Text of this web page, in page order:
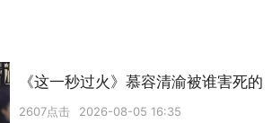
《这一秒过火》慕容清渝被谁害死的
2607点击 2026-08-05 16:35